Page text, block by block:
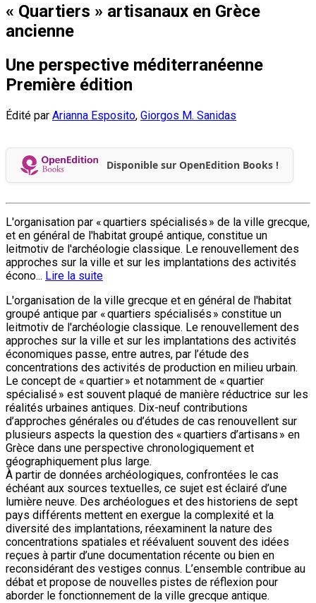
« Quartiers » artisanaux en Grèce
ancienne
Une perspective méditerranéenne
Première édition
Édité par Arianna Esposito, Giorgos M. Sanidas
Disponible sur OpenEdition Books !
L'organisation par « quartiers spécialisés » de la ville grecque,
et en général de l'habitat groupé antique, constitue un
leitmotiv de l'archéologie classique. Le renouvellement des
approches sur la ville et sur les implantations des activités
écono... Lire la suite
L'organisation de la ville grecque et en général de l'habitat
groupé antique par « quartiers spécialisés » constitue un
leitmotiv de l'archéologie classique. Le renouvellement des
approches sur la ville et sur les implantations des activités
économiques passe, entre autres, par l’étude des
concentrations des activités de production en milieu urbain.
Le concept de « quartier » et notamment de « quartier
spécialisé » est souvent plaqué de manière réductrice sur les
réalités urbaines antiques. Dix-neuf contributions
d’approches générales ou d’études de cas renouvellent sur
plusieurs aspects la question des « quartiers d’artisans » en
Grèce dans une perspective chronologiquement et
géographiquement plus large.
À partir de données archéologiques, confrontées le cas
échéant aux sources textuelles, ce sujet est éclairé d’une
lumière neuve. Des archéologues et des historiens de sept
pays différents mettent en exergue la complexité et la
diversité des implantations, réexaminent la nature des
concentrations spatiales et réévaluent souvent des idées
reçues à partir d’une documentation récente ou bien en
reconsidérant des vestiges connus. L’ensemble contribue au
débat et propose de nouvelles pistes de réflexion pour
aborder le fonctionnement de la ville grecque antique.